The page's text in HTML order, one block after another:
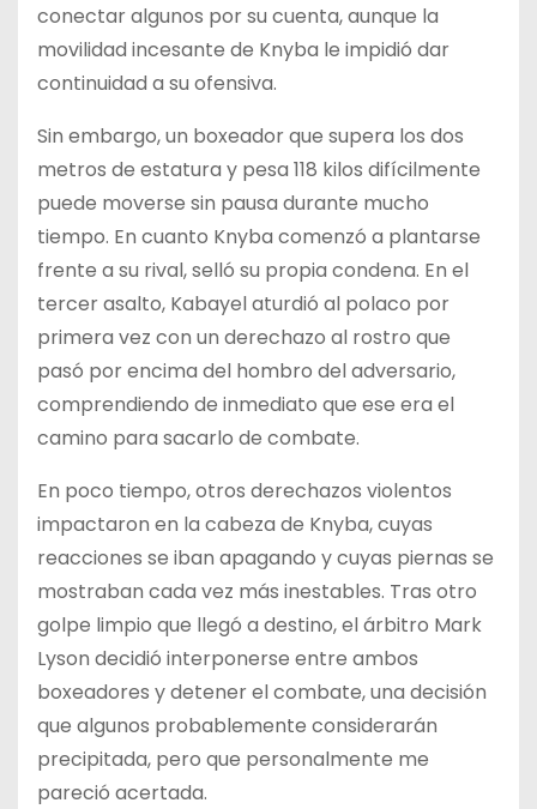
conectar algunos por su cuenta, aunque la
movilidad incesante de Knyba le impidió dar
continuidad a su ofensiva.
Sin embargo, un boxeador que supera los dos
metros de estatura y pesa 118 kilos difícilmente
puede moverse sin pausa durante mucho
tiempo. En cuanto Knyba comenzó a plantarse
frente a su rival, selló su propia condena. En el
tercer asalto, Kabayel aturdió al polaco por
primera vez con un derechazo al rostro que
pasó por encima del hombro del adversario,
comprendiendo de inmediato que ese era el
camino para sacarlo de combate.
En poco tiempo, otros derechazos violentos
impactaron en la cabeza de Knyba, cuyas
reacciones se iban apagando y cuyas piernas se
mostraban cada vez más inestables. Tras otro
golpe limpio que llegó a destino, el árbitro Mark
Lyson decidió interponerse entre ambos
boxeadores y detener el combate, una decisión
que algunos probablemente considerarán
precipitada, pero que personalmente me
pareció acertada.